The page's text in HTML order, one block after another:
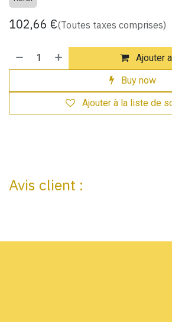
102,66 €(Toutes taxes comprises)
Ajouter
Buy now
Ajouter à la liste de
Avis client :